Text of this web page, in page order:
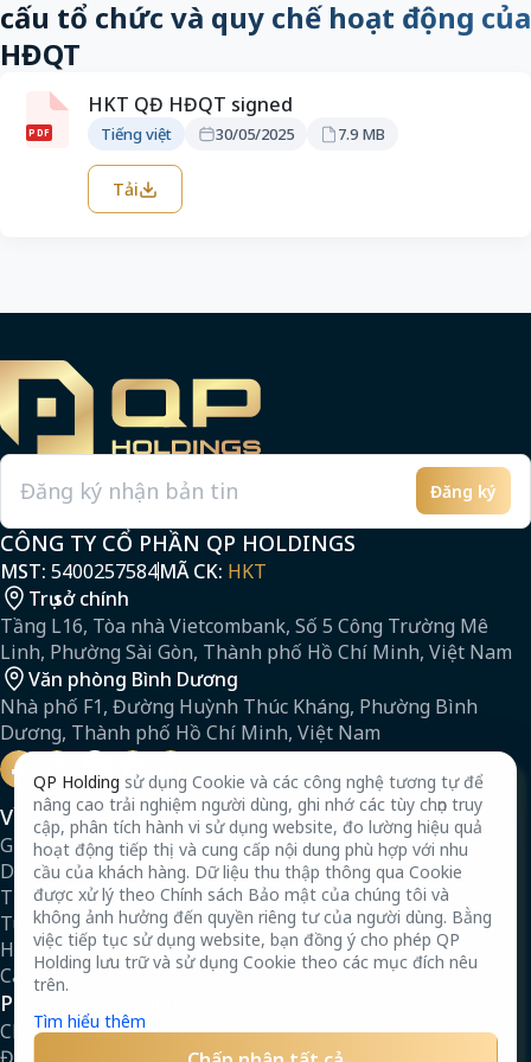
cấu tổ chức và quy chế hoạt động của
HĐQT
PDF
HKT QĐ HĐQT signed
Tiếng việt 30/05/2025 7.9 MB
Tải
Email Đăng ký
CÔNG TY CỔ PHẦN QP HOLDINGS
MST: 5400257584MÃ CK: HKT
Trụ sở chính
Tầng L16, Tòa nhà Vietcombank, Số 5 Công Trường Mê
Linh, Phường Sài Gòn, Thành phố Hồ Chí Minh, Việt Nam
Văn phòng Bình Dương
Nhà phố F1, Đường Huỳnh Thúc Kháng, Phường Bình
Dương, Thành phố Hồ Chí Minh, Việt Nam
Về chúng tôi
Giới thiệu
Dự án
Tin tức
Tuyển dụng
Hồ sơ năng lực
Câu hỏi thường gặp
Pháp lý & quy định
Chính sách bảo mật
Điều khoản
QP Holding sử dụng Cookie và các công nghệ tương tự để
nâng cao trải nghiệm người dùng, ghi nhớ các tùy chọn truy
cập, phân tích hành vi sử dụng website, đo lường hiệu quả
hoạt động tiếp thị và cung cấp nội dung phù hợp với nhu
cầu của khách hàng. Dữ liệu thu thập thông qua Cookie
được xử lý theo Chính sách Bảo mật của chúng tôi và
không ảnh hưởng đến quyền riêng tư của người dùng. Bằng
việc tiếp tục sử dụng website, bạn đồng ý cho phép QP
Holding lưu trữ và sử dụng Cookie theo các mục đích nêu
trên.
Tìm hiểu thêm